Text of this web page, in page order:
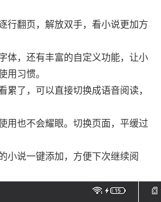
行翻页，解放双手，看小说更加方
体，还有丰富的自定义功能，让小
用习惯。
累了，可以直接切换成语音阅读，
用也不会耀眼。切换页面，平缓过
小说一键添加，方便下次继续阅